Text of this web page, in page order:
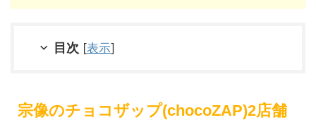
目次 [表示]
宗像のチョコザップ(chocoZAP)2店舗